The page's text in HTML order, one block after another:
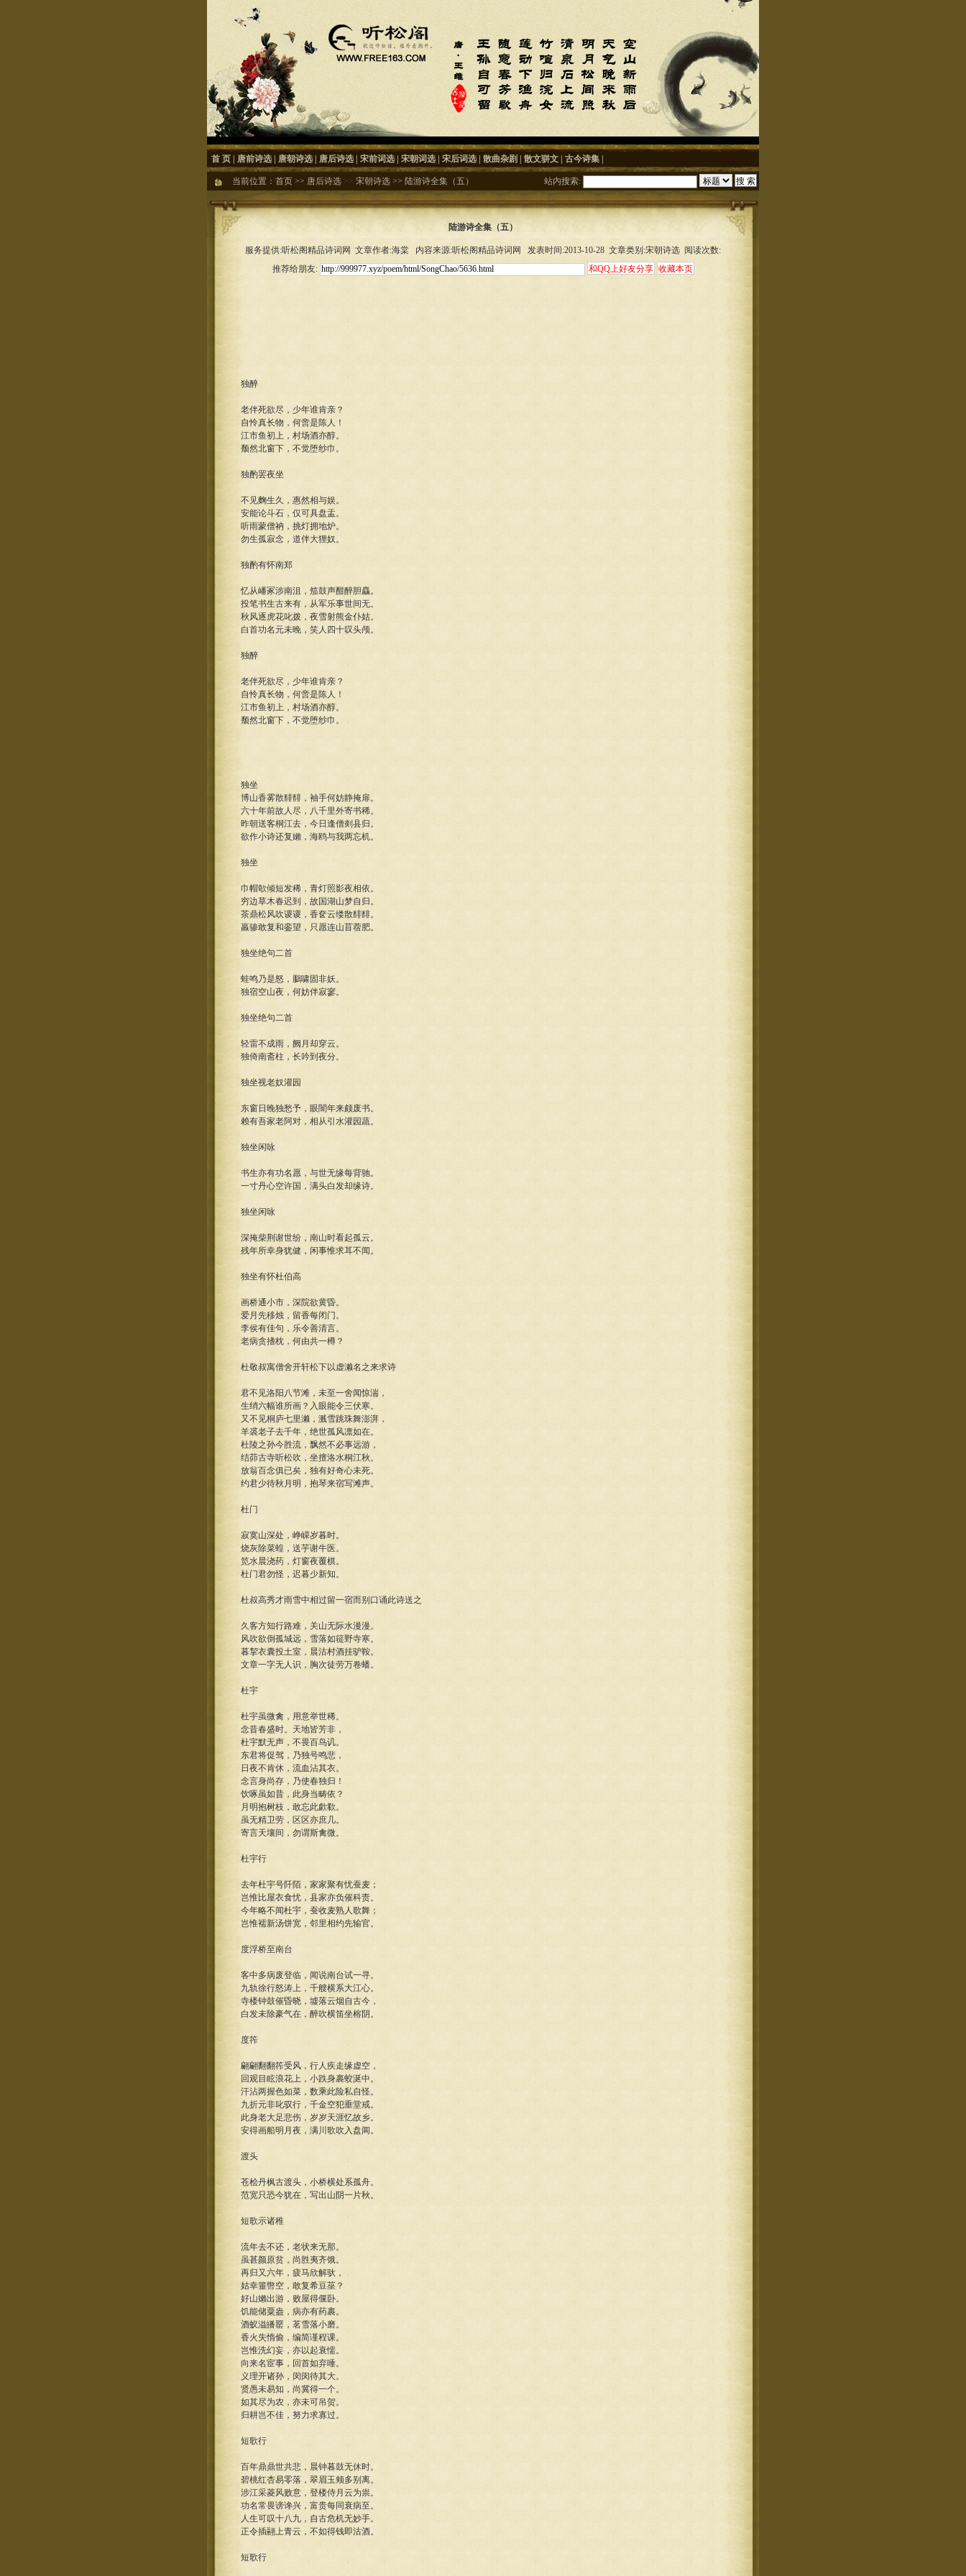
首 页 唐前诗选 唐朝诗选 唐后诗选 宋前词选 宋朝词选 宋后词选 散曲杂剧 散文骈文 古今诗集
当前位置： 首页 >> 唐后诗选 >> 宋朝诗选 >> 陆游诗全集（五） 站内搜索:
陆游诗全集（五）
服务提供:听松阁精品诗词网 文章作者:海棠 内容来源:听松阁精品诗词网 发表时间:2013-10-28 文章类别:宋朝诗选 阅读次数:
推荐给朋友:
独醉
老伴死欲尽，少年谁肯亲？
自怜真长物，何啻是陈人！
江市鱼初上，村场酒亦醇。
颓然北窗下，不觉堕纱巾。
独酌罢夜坐
不见麴生久，惠然相与娱。
安能论斗石，仅可具盘盂。
听雨蒙僧衲，挑灯拥地炉。
勿生孤寂念，道伴大狸奴。
独酌有怀南郑
忆从嶓冢涉南沮，笳鼓声酣醉胆麤。
投笔书生古来有，从军乐事世间无。
秋风逐虎花叱拨，夜雪射熊金仆姑。
白首功名元未晚，笑人四十叹头颅。
独醉
老伴死欲尽，少年谁肯亲？
自怜真长物，何啻是陈人！
江市鱼初上，村场酒亦醇。
颓然北窗下，不觉堕纱巾。
独坐
博山香雾散馡馡，袖手何妨静掩扉。
六十年前故人尽，八千里外寄书稀。
昨朝送客桐江去，今日逢僧剡县归。
欲作小诗还复嬾，海鸥与我两忘机。
独坐
巾帽欹倾短发稀，青灯照影夜相依。
穷边草木春迟到，故国湖山梦自归。
茶鼎松风吹谡谡，香奁云缕散馡馡。
羸骖敢复和銮望，只愿连山苜蓿肥。
独坐绝句二首
蛙鸣乃是怒，鵩啸固非妖。
独宿空山夜，何妨伴寂寥。
独坐绝句二首
轻雷不成雨，阙月却穿云。
独倚南斋柱，长吟到夜分。
独坐视老奴灌园
东窗日晚独愁予，眼闇年来颇废书。
赖有吾家老阿对，相从引水灌园蔬。
独坐闲咏
书生亦有功名愿，与世无缘每背驰。
一寸丹心空许国，满头白发却缘诗。
独坐闲咏
深掩柴荆谢世纷，南山时看起孤云。
残年所幸身犹健，闲事惟求耳不闻。
独坐有怀杜伯高
画桥通小市，深院欲黄昏。
爱月先移烛，留香每闭门。
李侯有佳句，乐令善清言。
老病贪搘枕，何由共一樽？
杜敬叔寓僧舍开轩松下以虚濑名之来求诗
君不见洛阳八节滩，未至一舍闻惊湍，
生绡六幅谁所画？入眼能令三伏寒。
又不见桐庐七里濑，溅雪跳珠舞澎湃，
羊裘老子去千年，绝世孤风凛如在。
杜陵之孙今胜流，飘然不必事远游，
结茆古寺听松吹，坐擅洛水桐江秋。
放翁百念俱已矣，独有好奇心未死。
约君少待秋月明，抱琴来宿写滩声。
杜门
寂寞山深处，峥嵘岁暮时。
烧灰除菜蝗，送芋谢牛医。
笕水晨浇药，灯窗夜覆棋。
杜门君勿怪，迟暮少新知。
杜叔高秀才雨雪中相过留一宿而别口诵此诗送之
久客方知行路难，关山无际水漫漫。
风吹欲倒孤城远，雪落如簁野寺寒。
暮挈衣囊投土室，晨沽村酒挂驴鞍。
文章一字无人识，胸次徒劳万卷蟠。
杜宇
杜宇虽微禽，用意举世稀。
念昔春盛时。天地皆芳非，
杜宇默无声，不畏百鸟讥。
东君将促驾，乃独号鸣悲，
日夜不肯休，流血沾其衣。
念言身尚存，乃使春独归！
饮啄虽如昔，此身当畴依？
月明抱树枝，敢忘此歔欷。
虽无精卫劳，区区亦庶几。
寄言天壤间，勿谓斯禽微。
杜宇行
去年杜宇号阡陌，家家聚有忧蚕麦；
岂惟比屋衣食忧，县家亦负催科责。
今年略不闻杜宇，蚕收麦熟人歌舞；
岂惟襦新汤饼宽，邻里相约先输官。
度浮桥至南台
客中多病废登临，闻说南台试一寻。
九轨徐行怒涛上，千艘横系大江心。
寺楼钟鼓催昏晓，墟落云烟自古今，
白发未除豪气在，醉吹横笛坐榕阴。
度筰
翩翩翻翻筰受风，行人疾走缘虚空，
回观目眩浪花上，小跌身裹蛟涎中。
汗沾两握色如菜，数乘此险私自怪。
九折元非叱驭行，千金空犯垂堂戒。
此身老大足悲伤，岁岁天涯忆故乡。
安得画船明月夜，满川歌吹入盘阊。
渡头
苍桧丹枫古渡头，小桥横处系孤舟。
范宽只恐今犹在，写出山阴一片秋。
短歌示诸稚
流年去不还，老状来无那。
虽甚颜原贫，尚胜夷齐饿。
再归又六年，疲马欣解驮，
姑幸箠辔空，敢复希豆莝？
好山嬾出游，败屋得偃卧。
饥能储粟盎，病亦有药裹。
酒蚁溢皤罂，茗雪落小磨。
香火失惰偷，编简谨程课。
岂惟洗幻妄，亦以起衰懦。
向来名宦事，回首如弃唾。
义理开诸孙，闵闵待其大。
贤愚未易知，尚冀得一个。
如其尽为农，亦未可吊贺。
归耕岂不佳，努力求寡过。
短歌行
百年鼎鼎世共悲，晨钟暮鼓无休时。
碧桃红杏易零落，翠眉玉颊多别离。
涉江采菱风败意，登楼侍月云为祟。
功名常畏谤谗兴，富贵每同衰病至。
人生可叹十八九，自古危机无妙手。
正令插翮上青云，不如得钱即沽酒。
短歌行